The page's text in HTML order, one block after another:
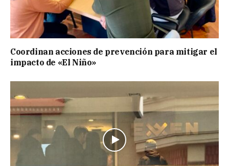
Coordinan acciones de prevención para mitigar el
impacto de «El Niño»